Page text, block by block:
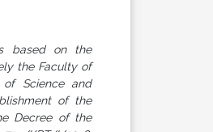
based on the
the Faculty of
of Science and
of the
Decree of the